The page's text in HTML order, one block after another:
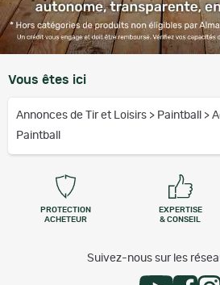
Vous êtes ici
Annonces de Tir et Loisirs > Paintball >
Paintball
PROTECTION
ACHETEUR
EXPERTISE
& CONSEIL
Suivez-nous sur les